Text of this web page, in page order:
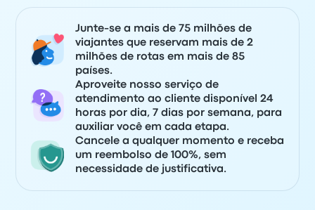
Junte-se a mais de 75 milhões de
viajantes que reservam mais de 2
milhões de rotas em mais de 85
países.
Aproveite nosso serviço de
atendimento ao cliente disponível 24
horas por dia, 7 dias por semana, para
auxiliar você em cada etapa.
Cancele a qualquer momento e receba
um reembolso de 100%, sem
necessidade de justificativa.